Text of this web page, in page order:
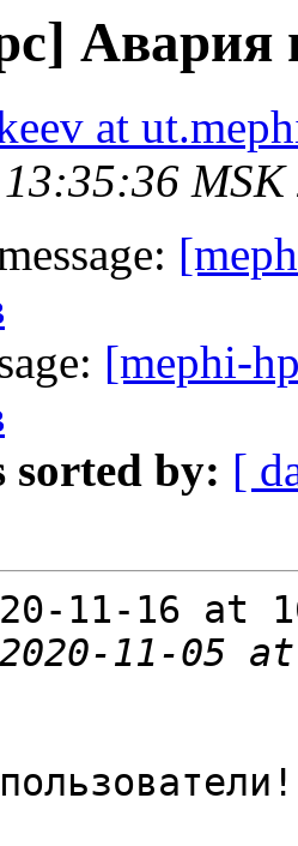
Авария
at
MSK
[mephi-
sorted by: [
11-16 at
11-05